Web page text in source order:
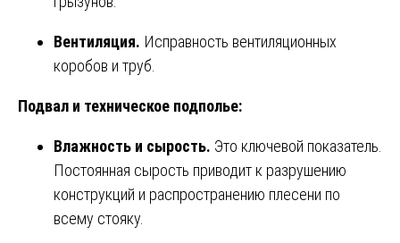
Вентиляция. Исправность вентиляционных
коробов и труб.
Подвал и техническое подполье:
Влажность и сырость. Это ключевой показатель.
Постоянная сырость приводит к разрушению
конструкций и распространению плесени по
всему стояку.